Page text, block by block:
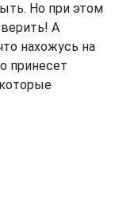
Но при этом
А
нахожусь на
принесет